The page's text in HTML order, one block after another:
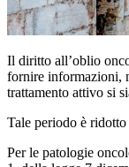
Il diritto all’oblio
fornire informazioni,
trattamento attivo si
Tale periodo è
Per le patologie